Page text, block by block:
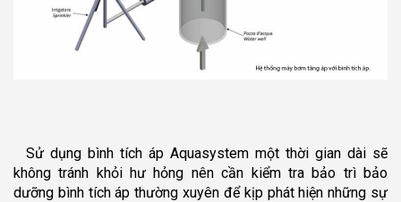
Sử dụng bình tích áp Aquasystem một thời gian dài sẽ
không tránh khỏi hư hỏng nên cần kiểm tra bảo trì bảo
dưỡng bình tích áp thường xuyên để kịp phát hiện những sự